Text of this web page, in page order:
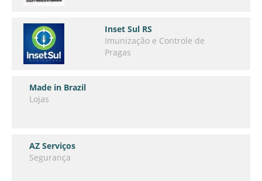
Inset Sul RS
Imunização e Controle de
Pragas
Made in Brazil
Lojas
AZ Serviços
Segurança